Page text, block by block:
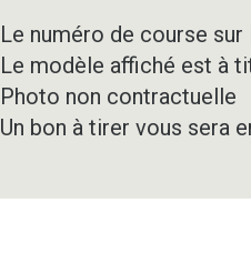
Le numéro de course
Le modèle affiché est à
Photo non contractuelle
Un bon à tirer vous sera